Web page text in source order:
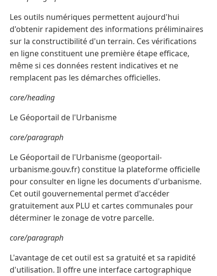
Les outils numériques permettent aujourd'hui
d'obtenir rapidement des informations préliminaires
sur la constructibilité d'un terrain. Ces vérifications
en ligne constituent une première étape efficace,
même si ces données restent indicatives et ne
remplacent pas les démarches officielles.
core/heading
Le Géoportail de l'Urbanisme
core/paragraph
Le Géoportail de l'Urbanisme (geoportail-
urbanisme.gouv.fr) constitue la plateforme officielle
pour consulter en ligne les documents d'urbanisme.
Cet outil gouvernemental permet d'accéder
gratuitement aux PLU et cartes communales pour
déterminer le zonage de votre parcelle.
core/paragraph
L'avantage de cet outil est sa gratuité et sa rapidité
d'utilisation. Il offre une interface cartographique